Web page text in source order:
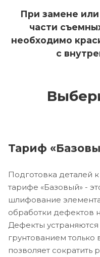
При замене
части
необходимо
с
Тариф
Подготовка деталей
тарифе «Базовый» -
шлифование
обработки дефектов
Дефекты
грунтованием только
позволяет сократить